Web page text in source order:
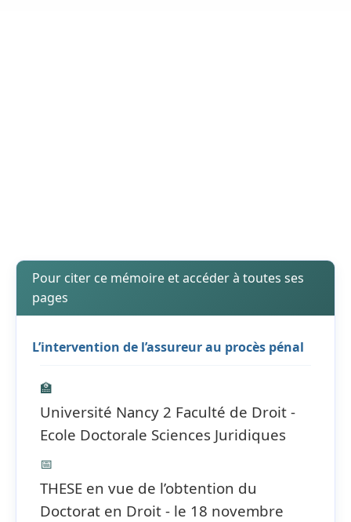
Pour citer ce mémoire et accéder à toutes ses
pages
L’intervention de l’assureur au procès pénal
🏫
Université Nancy 2 Faculté de Droit -
Ecole Doctorale Sciences Juridiques
📅
THESE en vue de l’obtention du
Doctorat en Droit - le 18 novembre